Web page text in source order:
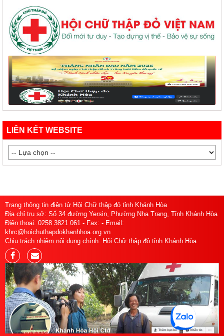
LIÊN KẾT WEBSITE
Trang thông tin điện tử Hội Chữ thập đỏ tỉnh Khánh Hòa
Địa chỉ trụ sở: Số 34 đường Yersin, Phường Nha Trang, Tỉnh Khánh Hòa
Điện thoại: 0258 3821 061 - Fax: - Email:
khrc@hoichuthapdokhanhhoa.org.vn
Chịu trách nhiệm nội dung chính: Hội Chữ thập đỏ tỉnh Khánh Hòa